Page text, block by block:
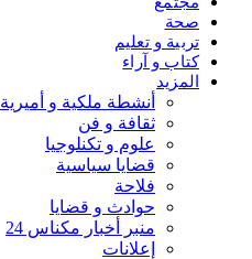
صحة
تربية و تعليم
كتاب و آراء
المزيد
أنشطة ملكية و أميرية
ثقافة و فن
علوم و تكنلوجيا
قضايا سياسية
فلاحة
حوادث و قضايا
منبر أخبار مكناس 24
إعلانات